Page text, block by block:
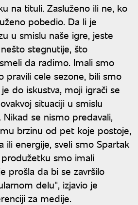
na tituli. Zasluženo ili ne, ko
pobedio. Da li je
u smislu naše igre, jeste
stegnutije, što
da radimo. Imali smo
pravili cele sezone, bili smo
do iskustva, moji igrači se
situaciji u smislu
se nismo predavali,
brzinu od pet koje postoje,
ili energije, sveli smo Spartak
smo imali
prošla da bi se završilo
delu", izjavio je
za medije.